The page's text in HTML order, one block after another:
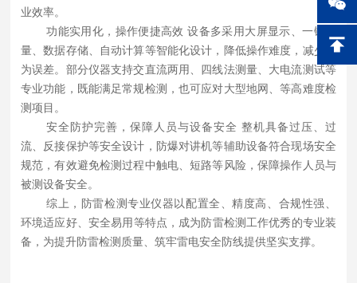
业效率。
功能实用化，操作便捷高效 设备多采用大屏显示、一键测
量、数据存储、自动计算等智能化设计，降低操作难度，减少人
为误差。部分仪器支持交直流两用、四线法测量、大电流测试等
专业功能，既能满足常规检测，也可应对大型地网、等高难度检
测项目。
安全防护完善，保障人员与设备安全 整机具备过压、过
流、反接保护等安全设计，防爆对讲机等辅助设备符合现场安全
规范，有效避免检测过程中触电、短路等风险，保障操作人员与
被测设备安全。
综上，防雷检测专业仪器以配置全、精度高、合规性强、
环境适应好、安全易用等特点，成为防雷检测工作优秀的专业装
备，为提升防雷检测质量、筑牢雷电安全防线提供坚实支撑。